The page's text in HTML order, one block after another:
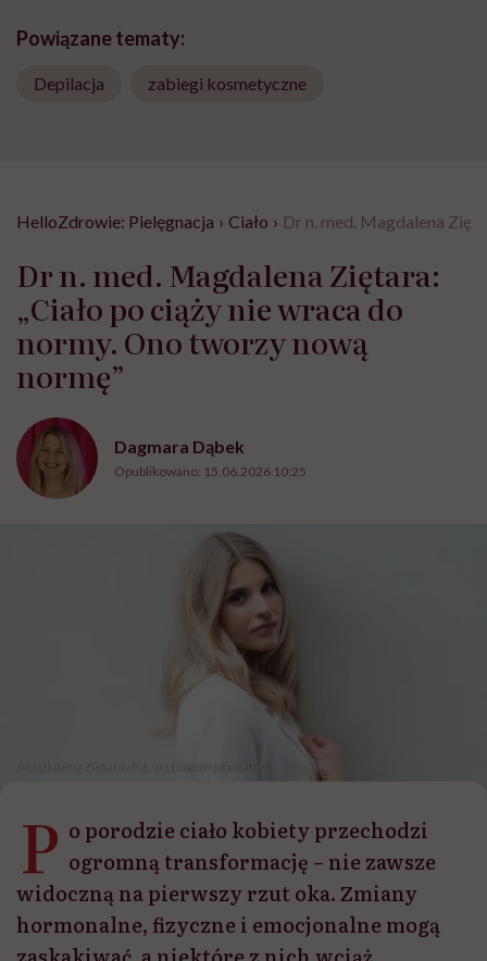
Powiązane tematy:
Depilacja zabiegi kosmetyczne
HelloZdrowie: Pielęgnacja › Ciało › Dr n. med. Magdalena
Dr n. med. Magdalena Ziętara:
„Ciało po ciąży nie wraca do
normy. Ono tworzy nową
normę”
Dagmara Dąbek
Opublikowano: 15.06.2026 10:25
Magdalena Ziętara /fot. archiwum prywatne
P o porodzie ciało kobiety przechodzi
ogromną transformację – nie zawsze
widoczną na pierwszy rzut oka. Zmiany
hormonalne, fizyczne i emocjonalne mogą